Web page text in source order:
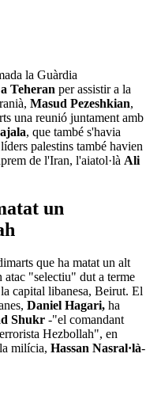
la Guàrdia
Teheran per assistir a la
Masud Pezeshkian,
una reunió juntament amb
, que també s'havia
palestins també havien
de l'Iran, l'aiatol·là Ali
un
que ha matat un alt
atac "selectiu" dut a terme
capital libanesa, Beirut. El
Daniel Hagari, ha
Shukr -"el comandant
Hezbollah", en
milícia, Hassan Nasral·là-